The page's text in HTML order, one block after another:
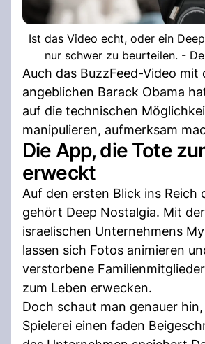
Ist das Video echt, oder ein
nur schwer zu beurteilen. -
Auch das BuzzFeed-Video mit
angeblichen Barack Obama
auf die technischen
manipulieren, aufmerksam
Die App, die Tote
erweckt
Auf den ersten Blick ins Reich
gehört Deep Nostalgia. Mit
israelischen Unternehmens
lassen sich Fotos animieren
verstorbene
zum Leben erwecken.
Doch schaut man genauer
Spielerei einen faden